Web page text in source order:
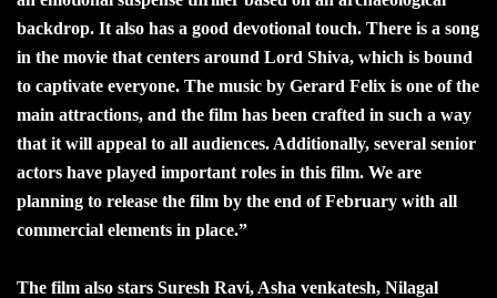
backdrop. It also has a good devotional touch. There is a song
in the movie that centers around Lord Shiva, which is bound
to captivate everyone. The music by Gerard Felix is one of the
main attractions, and the film has been crafted in such a way
that it will appeal to all audiences. Additionally, several senior
actors have played important roles in this film. We are
planning to release the film by the end of February with all
commercial elements in place.”
The film also stars Suresh Ravi, Asha venkatesh, Nilagal